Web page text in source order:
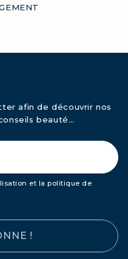
afin de découvrir nos
beauté…
et la politique de
!